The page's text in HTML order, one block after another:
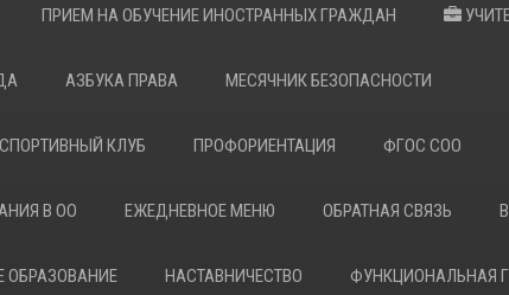
ПРИЕМ НА ОБУЧЕНИЕ ИНОСТРАННЫХ ГРАЖДАН
АЗБУКА ПРАВА МЕСЯЧНИК БЕЗОПАСНОСТИ
КЛУБ ПРОФОРИЕНТАЦИЯ ФГОС СОО
В ОО ЕЖЕДНЕВНОЕ МЕНЮ ОБРАТНАЯ СВЯЗЬ
ОБРАЗОВАНИЕ НАСТАВНИЧЕСТВО ФУНКЦИОНАЛЬНАЯ